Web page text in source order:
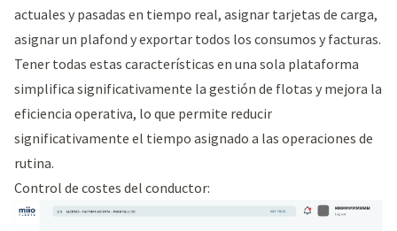
actuales y pasadas en tiempo real, asignar tarjetas de carga,
asignar un plafond y exportar todos los consumos y facturas.
Tener todas estas características en una sola plataforma
simplifica significativamente la gestión de flotas y mejora la
eficiencia operativa, lo que permite reducir
significativamente el tiempo asignado a las operaciones de
rutina.
Control de costes del conductor: